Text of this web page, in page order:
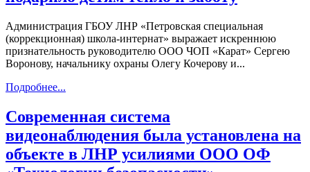
Администрация ГБОУ ЛНР «Петровская специальная
(коррекционная) школа-интернат» выражает искреннюю
признательность руководителю ООО ЧОП «Карат» Сергею
Воронову, начальнику охраны Олегу Кочерову и...
Подробнее...
Современная система
видеонаблюдения была установлена на
объекте в ЛНР усилиями ООО ОФ